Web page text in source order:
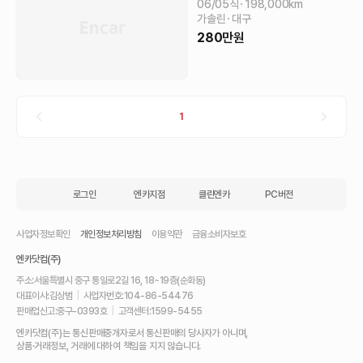
06/05식 198,000km
가솔린
대구
280만원
1
로그인 엔카지점 클린엔카 PC버전
사업자정보확인 개인정보처리방침 이용약관 금융소비자보호
엔카닷컴(주)
주소:서울특별시 중구 통일로2길 16, 18~19층(순화동)
대표이사:김상범 사업자번호:104-86-54476
판매업신고:중구-0393호 고객센터:1599-5455
차
를
엔카닷컴(주)는 통신판매중개자로서 통신판매의 당사자가 아니며,
상품·거래정보, 거래에 대하여 책임을 지지 않습니다.